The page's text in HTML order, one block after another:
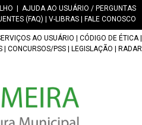
AJUDA AO USUÁRIO / PERGUNTAS
(FAQ)
V-LIBRAS FALE CONOSCO
AO USUÁRIO CÓDIGO DE ÉTICA|
CONCURSOS/PSS LEGISLAÇÃO RADAR